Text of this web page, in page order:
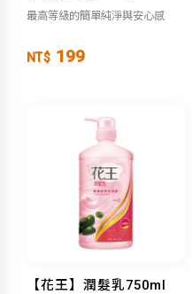
最高等級的簡單純淨與安心感
NT$ 199
【花王】潤髮乳750ml